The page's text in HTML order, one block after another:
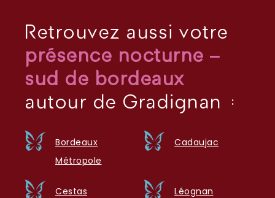
Retrouvez aussi votre
présence nocturne –
sud de bordeaux
autour de Gradignan :
Bordeaux
Métropole
Cadaujac
Cestas Léognan